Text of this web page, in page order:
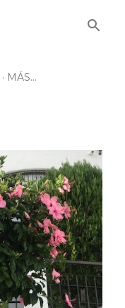
MÁS…